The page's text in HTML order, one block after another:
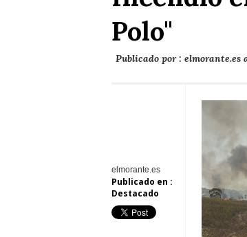
Polo"
Publicado por : elmorante.es
elmorante.es
Publicado en :
Destacado